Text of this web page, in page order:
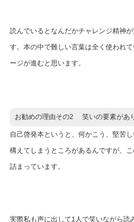
読んでいるとなんだかチャレンジ精神
す。本の中で難しい言葉は全く使われ
ージが進むと思います。
お勧めの理由その2 笑いの要素があ
自己啓発本というと、何かこう、堅苦
構えてしまうところがあるんですが、
詰まっています。
実際私も声に出して1人で笑いながら読